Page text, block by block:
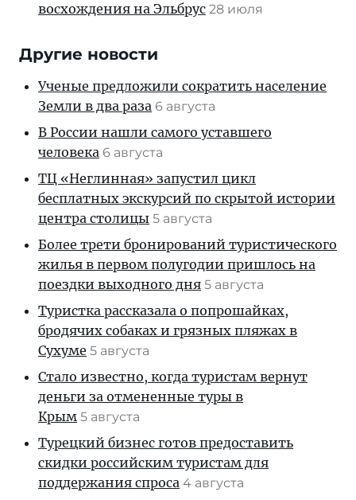
восхождения на Эльбрус 28 июля
Другие новости
Ученые предложили сократить население
Земли в два раза 6 августа
В России нашли самого уставшего
человека 6 августа
ТЦ «Неглинная» запустил цикл
бесплатных экскурсий по скрытой истории
центра столицы 5 августа
Более трети бронирований туристического
жилья в первом полугодии пришлось на
поездки выходного дня 5 августа
Туристка рассказала о попрошайках,
бродячих собаках и грязных пляжах в
Сухуме 5 августа
Стало известно, когда туристам вернут
деньги за отмененные туры в
Крым 5 августа
Турецкий бизнес готов предоставить
скидки российским туристам для
поддержания спроса 4 августа